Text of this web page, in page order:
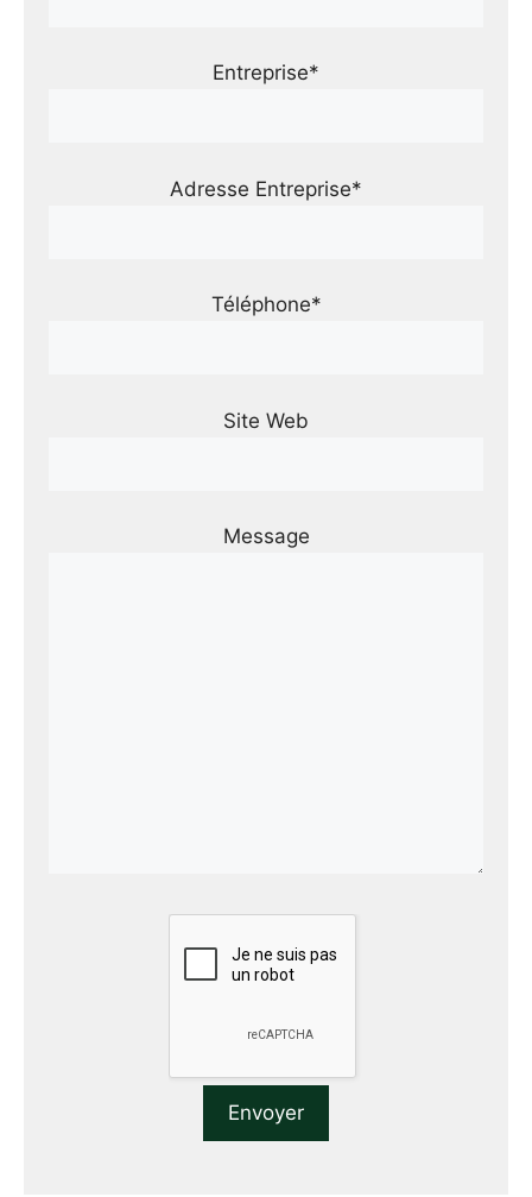
Entreprise*
Adresse Entreprise*
Téléphone*
Site Web
Message